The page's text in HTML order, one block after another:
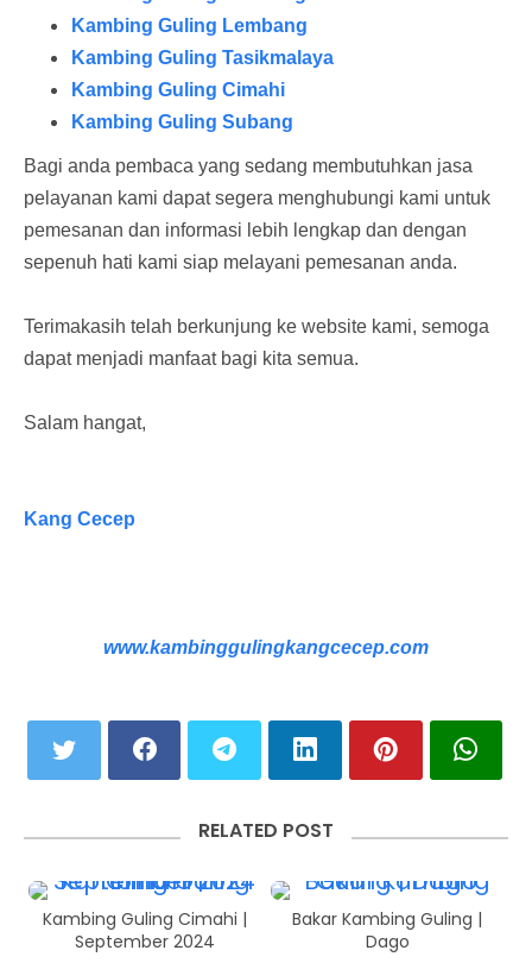
Kambing Guling Lembang
Kambing Guling Tasikmalaya
Kambing Guling Cimahi
Kambing Guling Subang
Bagi anda pembaca yang sedang membutuhkan jasa
pelayanan kami dapat segera menghubungi kami untuk
pemesanan dan informasi lebih lengkap dan dengan
sepenuh hati kami siap melayani pemesanan anda.
Terimakasih telah berkunjung ke website kami, semoga
dapat menjadi manfaat bagi kita semua.
Salam hangat,
Kang Cecep
www.kambinggulingkangcecep.com
RELATED POST
Kambing Guling Cimahi |
September 2024
Bakar Kambing Guling |
Dago